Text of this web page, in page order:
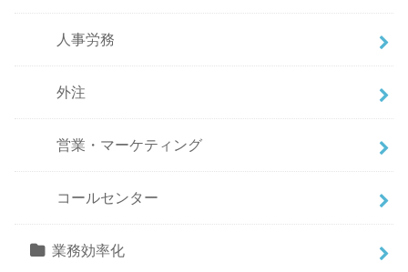
人事労務
外注
営業・マーケティング
コールセンター
業務効率化